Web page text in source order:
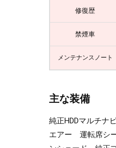
修復歴
禁煙車
メンテナンスノート
主な装備
純正HDDマルチ
エアー 運転席シ